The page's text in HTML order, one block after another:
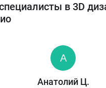
в 3D
Анатолий Ц.